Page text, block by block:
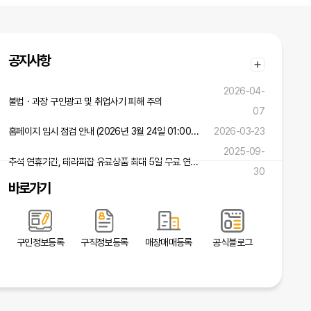
공지사항
불법ㆍ과장 구인광고 및 취업사기 피해 주의
2026-04-
07
홈페이지 임시 점검 안내 (2026년 3월 24일 01:00 ~ 02:00)
2026-03-23
추석 연휴기간, 테라피잡 유료상품 최대 5일 무료 연장 혜택!
2025-09-
30
바로가기
구인정보등록 구직정보등록 매장매매등록 공식블로그